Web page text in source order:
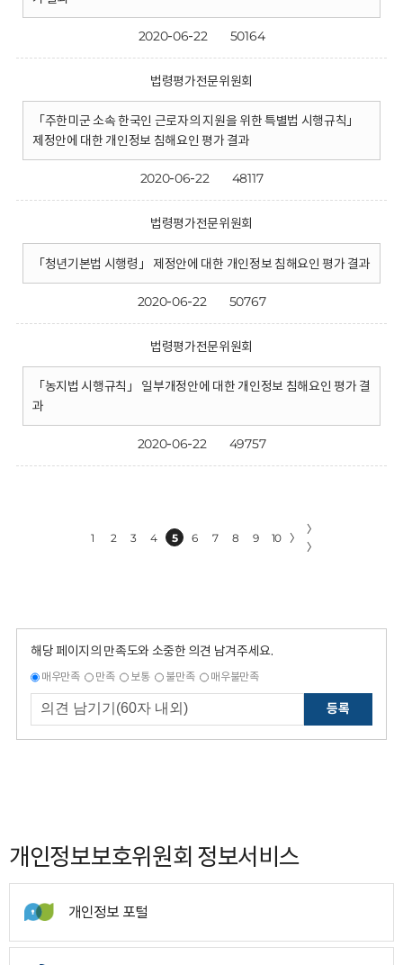
2020-06-22 50164
법령평가전문위원회
「주한미군 소속 한국인 근로자의 지원을 위한 특별법 시행규칙」
제정안에 대한 개인정보 침해요인 평가 결과
2020-06-22 48117
법령평가전문위원회
「청년기본법 시행령」 제정안에 대한 개인정보 침해요인 평가 결과
2020-06-22 50767
법령평가전문위원회
「농지법 시행규칙」 일부개정안에 대한 개인정보 침해요인 평가 결
과
2020-06-22 49757
1 2 3 4 5 6 7 8 9 10 〉
〉
〉
해당 페이지의 만족도와 소중한 의견 남겨주세요.
매우만족 만족 보통 불만족 매우불만족
등록
개인정보보호위원회 정보서비스
개인정보 포털